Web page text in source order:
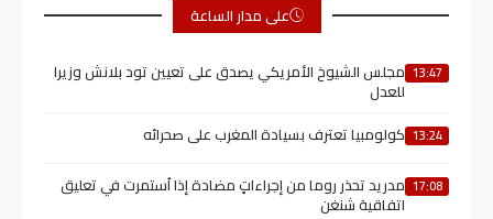
على مدار الساعة
13:47 مجلس الشيوخ الأمريكي يصدق على تعيين تود بلانش وزيرا
للعدل
13:24 كولومبيا تعترف بسيادة المغرب على صحرائه
17:08 مدريد تحذر روما من إجراءاتٍ مضادة إذا اُستمرت في تعليق
اتفاقية شنغن